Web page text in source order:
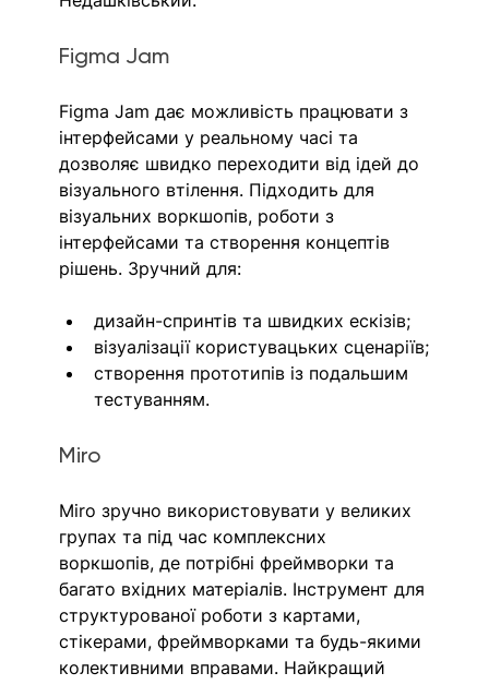
Figma Jam
Figma Jam дає можливість працювати з
інтерфейсами у реальному часі та
дозволяє швидко переходити від ідей до
візуального втілення. Підходить для
візуальних воркшопів, роботи з
інтерфейсами та створення концептів
рішень. Зручний для:
дизайн-спринтів та швидких ескізів;
візуалізації користувацьких сценаріїв;
створення прототипів із подальшим
тестуванням.
Miro
Miro зручно використовувати у великих
групах та під час комплексних
воркшопів, де потрібні фреймворки та
багато вхідних матеріалів. Інструмент для
структурованої роботи з картами,
стікерами, фреймворками та будь-якими
колективними вправами. Найкращий